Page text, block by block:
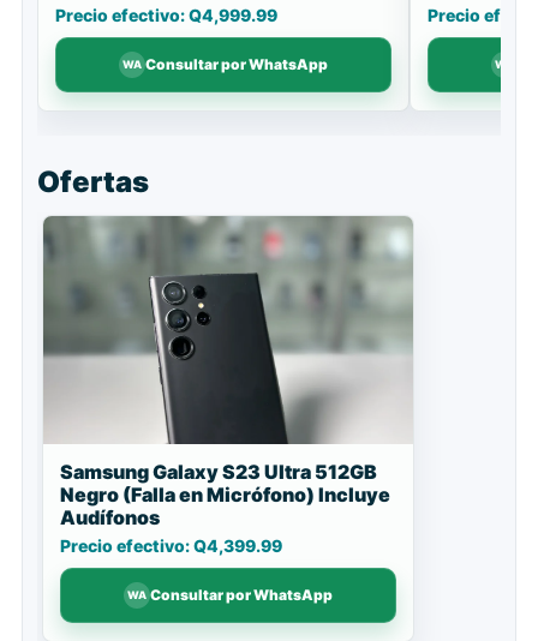
Precio efectivo: Q4,999.99
Consultar por WhatsApp
Precio
Ofertas
Samsung Galaxy S23 Ultra 512GB
Negro (Falla en Micrófono) Incluye
Audífonos
Precio efectivo: Q4,399.99
Consultar por WhatsApp